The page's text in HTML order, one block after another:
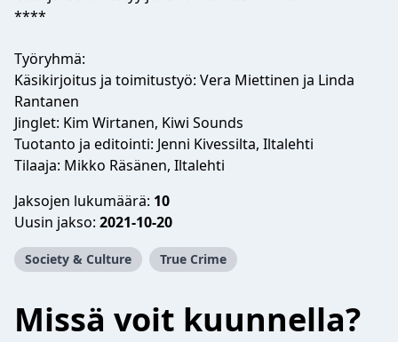
****
Työryhmä:
Käsikirjoitus ja toimitustyö: Vera Miettinen ja Linda
Rantanen
Jinglet: Kim Wirtanen, Kiwi Sounds
Tuotanto ja editointi: Jenni Kivessilta, Iltalehti
Tilaaja: Mikko Räsänen, Iltalehti
Jaksojen lukumäärä: 10
Uusin jakso: 2021-10-20
Society & Culture True Crime
Missä voit kuunnella?